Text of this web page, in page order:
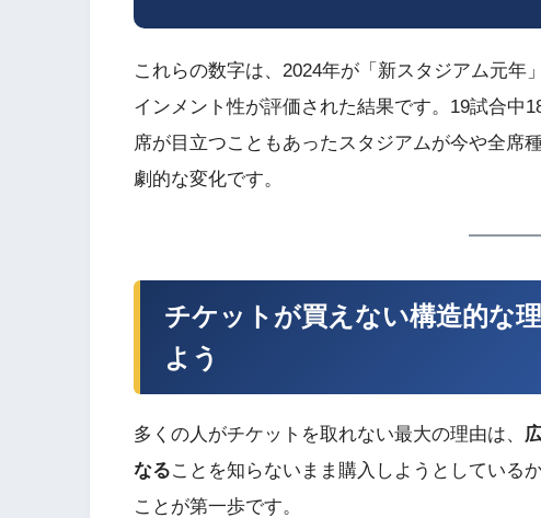
これらの数字は、2024年が「新スタジアム元年
インメント性が評価された結果です。19試合中
席が目立つこともあったスタジアムが今や全席
劇的な変化です。
チケットが買えない構造的な
よう
多くの人がチケットを取れない最大の理由は、
なることを知らないまま購入しようとしている
ことが第一歩です。